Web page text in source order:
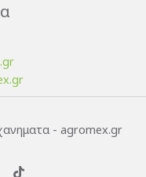
- agromex.gr